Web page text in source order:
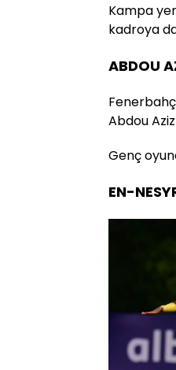
Kampa
kadroya
ABDOU
Abdou
Genç
EN-